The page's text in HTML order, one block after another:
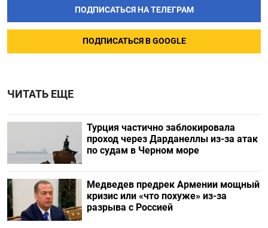
ПОДПИСАТЬСЯ НА ТЕЛЕГРАМ
ПОДПИСАТЬСЯ В GOOGLE
ЧИТАТЬ ЕЩЕ
Турция частично заблокировала
проход через Дарданеллы из-за атак
по судам в Черном море
Медведев предрек Армении мощный
кризис или «что похуже» из-за
разрыва с Россией